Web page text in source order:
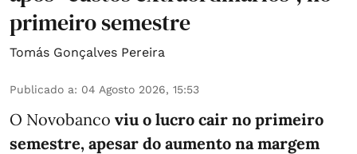
primeiro semestre
Tomás Gonçalves Pereira
Publicado a: 04 Agosto 2026, 15:53
O Novobanco viu o lucro cair no primeiro
semestre, apesar do aumento na margem